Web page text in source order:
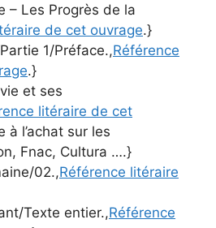
– Les Progrès de la
de cet ouvrage.}
1/Préface.,Référence
.}
et ses
litéraire de cet
à l’achat sur les
Fnac, Cultura ….}
02.,Référence litéraire
Texte entier.,Référence